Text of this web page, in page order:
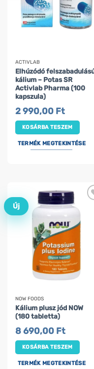
ACTIVLAB
Elhúzódó
kálium – Potas SR
Activlab Pharma (100
kapszula)
2 990,00 Ft
KOSÁRBA TESZEM
TERMÉK MEGTEKINTÉSE
Új
NOW FOODS
Kálium plusz jód NOW
(180 tabletta)
8 690,00 Ft
KOSÁRBA TESZEM
TERMÉK MEGTEKINTÉSE